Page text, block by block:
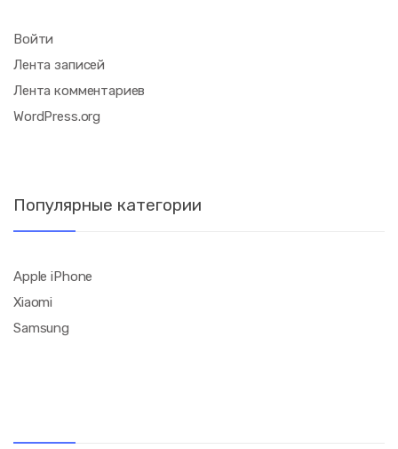
Войти
Лента записей
Лента комментариев
WordPress.org
Популярные категории
Apple iPhone
Xiaomi
Samsung